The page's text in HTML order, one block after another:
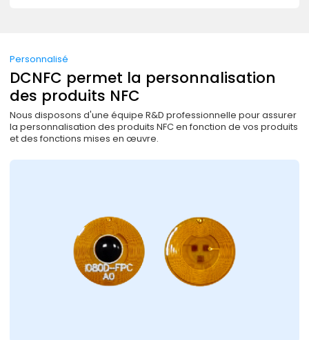
Personnalisé
DCNFC permet la personnalisation
des produits NFC
Nous disposons d'une équipe R&D professionnelle pour assurer
la personnalisation des produits NFC en fonction de vos produits
et des fonctions mises en œuvre.